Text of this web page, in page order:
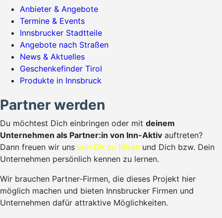
Anbieter & Angebote
Termine & Events
Innsbrucker Stadtteile
Angebote nach Straßen
News & Aktuelles
Geschenkefinder Tirol
Produkte in Innsbruck
Partner werden
Du möchtest Dich einbringen oder mit deinem
Unternehmen als Partner:in von Inn-Aktiv auftreten?
Dann freuen wir uns von Dir zu hören und Dich bzw. Dein
Unternehmen persönlich kennen zu lernen.
Wir brauchen Partner-Firmen, die dieses Projekt hier
möglich machen und bieten Innsbrucker Firmen und
Unternehmen dafür attraktive Möglichkeiten.